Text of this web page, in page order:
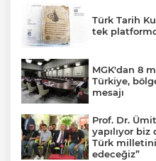
Türk Tarih
tek
MGK'dan 8
Türkiye,
mesajı
Prof. Dr.
yapılıyor biz
Türk
edeceğiz”